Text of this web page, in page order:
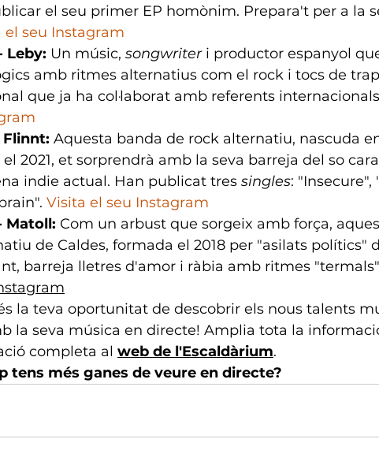
el seu primer EP homònim. Prepara't per a la
el seu Instagram
Leby: Un músic, songwriter i productor espanyol
amb ritmes alternatius com el rock i tocs de
que ja ha col·laborat amb referents
Flinnt: Aquesta banda de rock alternatiu, nascuda
2021, et sorprendrà amb la seva barreja del so
indie actual. Han publicat tres singles:
Visita el seu Instagram
Matoll: Com un arbust que sorgeix amb força,
de Caldes, formada el 2018 per "asilats polítics"
barreja lletres d'amor i ràbia amb ritmes
la teva oportunitat de descobrir els nous talents
la seva música en directe! Amplia tota la
completa al web de l'Escaldàrium.
tens més ganes de veure en directe?